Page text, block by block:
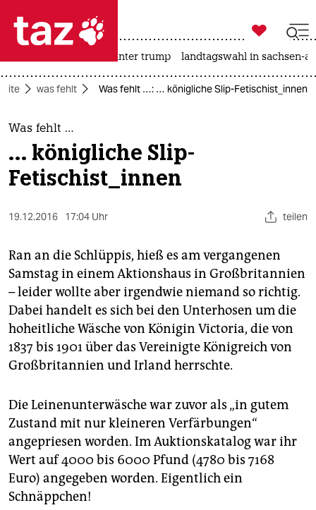
 taz zahl ich
taz zahl ich
themen
politik
öko
gesellschaft
kultur
sport
berlin
nord
verlag
verlag
veranstaltungen
shop

taz zahl ich
usa unter trump landtagswahl in sachsen-
was fehlt Was fehlt …: … königliche Slip-Fetischist_innen
Was fehlt …
… königliche Slip-
Fetischist_innen
19.12.2016 17:04 Uhr teilen
Ran an die Schlüppis, hieß es am vergangenen
Samstag in einem Aktionshaus in Großbritannien
– leider wollte aber irgendwie niemand so richtig.
Dabei handelt es sich bei den Unterhosen um die
hoheitliche Wäsche von Königin Victoria, die von
1837 bis 1901 über das Vereinigte Königreich von
Großbritannien und Irland herrschte.
Die Leinenunterwäsche war zuvor als „in gutem
Zustand mit nur kleineren Verfärbungen“
angepriesen worden. Im Auktionskatalog war ihr
Wert auf 4000 bis 6000 Pfund (4780 bis 7168
Euro) angegeben worden. Eigentlich ein
Schnäppchen!